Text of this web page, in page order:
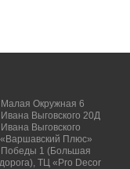
Малая Окружная 6
Ивана Выговского 20Д
Выговского
Плюс»
Победы 1 (Большая
ТЦ «Pro Decor